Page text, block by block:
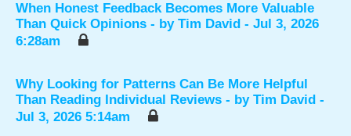
When Honest Feedback Becomes More Valuable
Than Quick Opinions - by Tim David - Jul 3, 2026
6:28am
Why Looking for Patterns Can Be More Helpful
Than Reading Individual Reviews - by Tim David -
Jul 3, 2026 5:14am